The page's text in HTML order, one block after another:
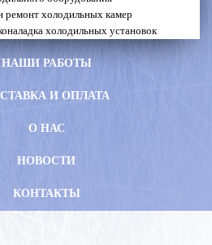
ремонт холодильных камер
холодильных установок
НАШИ РАБОТЫ
И ОПЛАТА
О НАС
НОВОСТИ
КОНТАКТЫ